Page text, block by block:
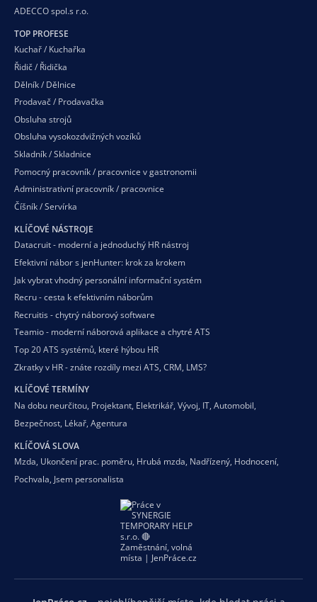
ADECCO spol.s r.o.
TOP PROFESE
Kuchař / Kuchařka
Řidič / Řidička
Dělník / Dělnice
Prodavač / Prodavačka
Obsluha strojů
Obsluha vysokozdvižných vozíků
Skladník / Skladnice
Pomocný pracovník / pracovnice v gastronomii
Administrativní pracovník / pracovnice
Číšník / Servírka
KLÍČOVÉ NÁSTROJE
Datacruit - moderní a jednoduchý HR nástroj
Efektivní nábor s jenHunter: krok za krokem
Jak vybrat vhodný personální informační systém
Recru - cesta k efektivním náborům
Recruitis - chytrý náborový software
Teamio - moderní náborová aplikace a chytré ATS
Top 20 ATS systémů, které hýbou HR
Zkratky v HR - znáte rozdíly mezi ATS, CRM, LMS?
KLÍČOVÉ TERMÍNY
Na dobu neurčitou, Projektant, Elektrikář, Vývoj, IT, Automobil,
Bezpečnost, Lékař, Agentura
KLÍČOVÁ SLOVA
Mzda, Ukončení prac. poměru, Hrubá mzda, Nadřízený, Hodnocení,
Pochvala, Jsem personalista